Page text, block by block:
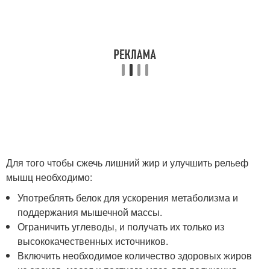
Для того чтобы сжечь лишний жир и улучшить рельеф
мышц необходимо:
Употреблять белок для ускорения метаболизма и
поддержания мышечной массы.
Ограничить углеводы, и получать их только из
высококачественных источников.
Включить необходимое количество здоровых жиров